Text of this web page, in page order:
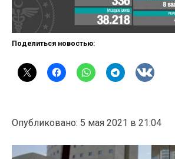
Поделиться новостью:
Опубликовано: 5 мая 2021 в 21:04